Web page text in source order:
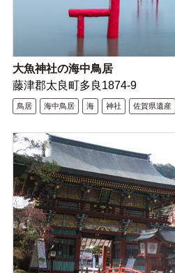
大魚神社の海中鳥居
藤津郡太良町多良1874-9
鳥居 海中鳥居 海 神社 佐賀県遺産